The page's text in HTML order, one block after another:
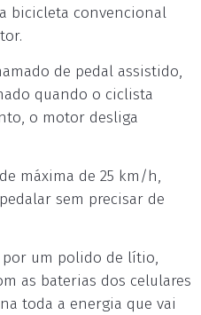
bicicleta convencional
de pedal assistido,
quando o ciclista
o motor desliga
máxima de 25 km/h,
sem precisar de
por um polido de lítio,
as baterias dos celulares
toda a energia que vai